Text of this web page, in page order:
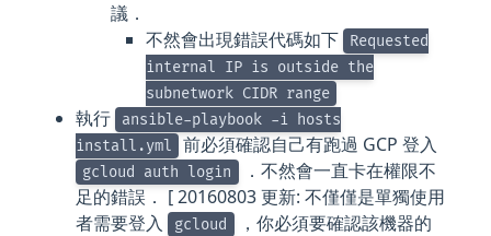
議．
不然會出現錯誤代碼如下
Requested
internal IP is outside the
subnetwork CIDR range
執行
ansible-playbook -i hosts
install.yml
前必須確認自己有跑過 GCP 登入
gcloud auth login ．不然會一直卡在權限不
足的錯誤． [ 20160803 更新: 不僅僅是單獨使用
者需要登入
gcloud ，你必須要確認該機器的